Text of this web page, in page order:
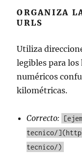
ORGANIZA
URLS
Utiliza
legibles para
numéricos
kilométricas.
Correcto:
tecnico/
tecnico/)